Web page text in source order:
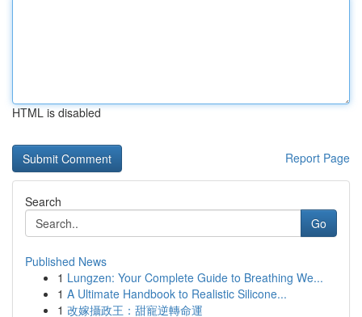
HTML is disabled
Report Page
Search
Go
Published News
1 Lungzen: Your Complete Guide to Breathing We...
1 A Ultimate Handbook to Realistic Silicone...
1 改嫁攝政王：甜寵逆轉命運